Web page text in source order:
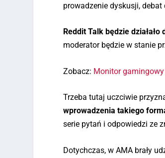
prowadzenie dyskusji, debat
Reddit Talk będzie
moderator będzie w stanie
Zobacz: Monitor gamingowy
Trzeba tutaj uczciwie
wprowadzenia takiego
serie pytań i odpowiedzi ze
Dotychczas, w AMA brały